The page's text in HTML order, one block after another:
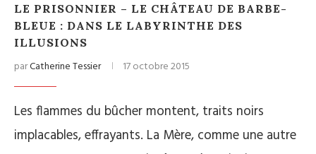
LE PRISONNIER – LE CHÂTEAU DE BARBE-
BLEUE : DANS LE LABYRINTHE DES
ILLUSIONS
parCatherine Tessier 17 octobre 2015
Les flammes du bûcher montent, traits noirs
implacables, effrayants. La Mère, comme une autre